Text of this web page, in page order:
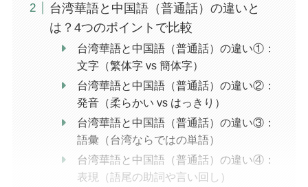
台湾華語と中国語（普通話）の違いと
は？4つのポイントで比較
台湾華語と中国語（普通話）の違い①：
文字（繁体字 vs 簡体字）
台湾華語と中国語（普通話）の違い②：
発音（柔らかい vs はっきり）
台湾華語と中国語（普通話）の違い③：
語彙（台湾ならではの単語）
台湾華語と中国語（普通話）の違い④：
表現（語尾の助詞や言い回し）